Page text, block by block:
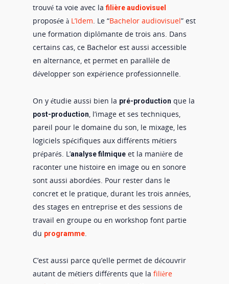
trouvé ta voie avec la filière audiovisuel
proposée à L’Idem. Le “Bachelor audiovisuel” est
une formation diplômante de trois ans. Dans
certains cas, ce Bachelor est aussi accessible
en alternance, et permet en parallèle de
développer son expérience professionnelle.
On y étudie aussi bien la pré-production que la
post-production, l’image et ses techniques,
pareil pour le domaine du son, le mixage, les
logiciels spécifiques aux différents métiers
préparés. L’analyse filmique et la manière de
raconter une histoire en image ou en sonore
sont aussi abordées. Pour rester dans le
concret et le pratique, durant les trois années,
des stages en entreprise et des sessions de
travail en groupe ou en workshop font partie
du programme.
C’est aussi parce qu’elle permet de découvrir
autant de métiers différents que la filière